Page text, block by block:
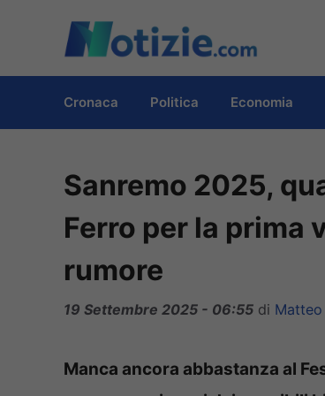
contenuto
Cronaca Politica Economia
Sanremo 2025,
Ferro per la prima
rumore
19 Settembre 2025 - 06:55 di
Manca ancora abbastanza al